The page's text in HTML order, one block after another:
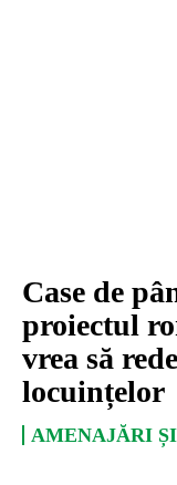
Case de
proiectul
vrea să
locuințelor
AMENAJĂRI